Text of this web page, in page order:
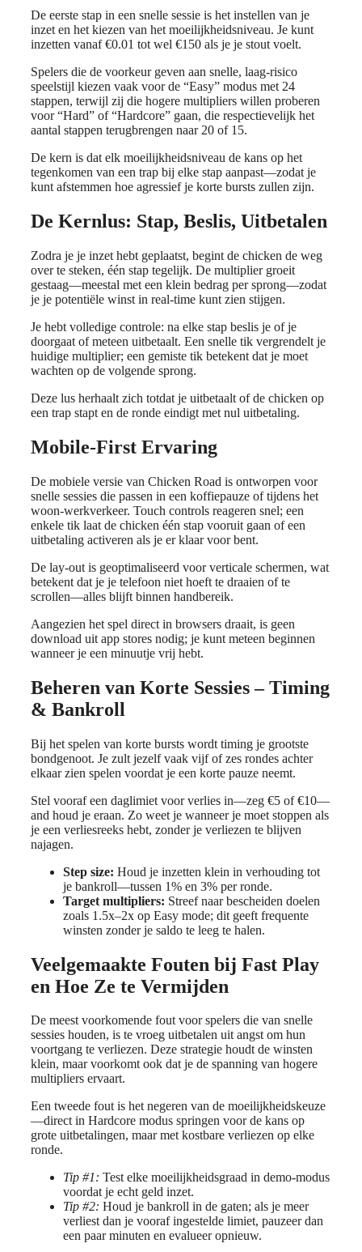
De eerste stap in een snelle sessie is het instellen van je
inzet en het kiezen van het moeilijkheidsniveau. Je kunt
inzetten vanaf €0.01 tot wel €150 als je je stout voelt.
Spelers die de voorkeur geven aan snelle, laag‑risico
speelstijl kiezen vaak voor de “Easy” modus met 24
stappen, terwijl zij die hogere multipliers willen proberen
voor “Hard” of “Hardcore” gaan, die respectievelijk het
aantal stappen terugbrengen naar 20 of 15.
De kern is dat elk moeilijkheidsniveau de kans op het
tegenkomen van een trap bij elke stap aanpast—zodat je
kunt afstemmen hoe agressief je korte bursts zullen zijn.
De Kernlus: Stap, Beslis, Uitbetalen
Zodra je je inzet hebt geplaatst, begint de chicken de weg
over te steken, één stap tegelijk. De multiplier groeit
gestaag—meestal met een klein bedrag per sprong—zodat
je je potentiële winst in real-time kunt zien stijgen.
Je hebt volledige controle: na elke stap beslis je of je
doorgaat of meteen uitbetaalt. Een snelle tik vergrendelt je
huidige multiplier; een gemiste tik betekent dat je moet
wachten op de volgende sprong.
Deze lus herhaalt zich totdat je uitbetaalt of de chicken op
een trap stapt en de ronde eindigt met nul uitbetaling.
Mobile‑First Ervaring
De mobiele versie van Chicken Road is ontworpen voor
snelle sessies die passen in een koffiepauze of tijdens het
woon-werkverkeer. Touch controls reageren snel; een
enkele tik laat de chicken één stap vooruit gaan of een
uitbetaling activeren als je er klaar voor bent.
De lay-out is geoptimaliseerd voor verticale schermen, wat
betekent dat je je telefoon niet hoeft te draaien of te
scrollen—alles blijft binnen handbereik.
Aangezien het spel direct in browsers draait, is geen
download uit app stores nodig; je kunt meteen beginnen
wanneer je een minuutje vrij hebt.
Beheren van Korte Sessies – Timing
& Bankroll
Bij het spelen van korte bursts wordt timing je grootste
bondgenoot. Je zult jezelf vaak vijf of zes rondes achter
elkaar zien spelen voordat je een korte pauze neemt.
Stel vooraf een daglimiet voor verlies in—zeg €5 of €10—
and houd je eraan. Zo weet je wanneer je moet stoppen als
je een verliesreeks hebt, zonder je verliezen te blijven
najagen.
Step size: Houd je inzetten klein in verhouding tot
je bankroll—tussen 1% en 3% per ronde.
Target multipliers: Streef naar bescheiden doelen
zoals 1.5x–2x op Easy mode; dit geeft frequente
winsten zonder je saldo te leeg te halen.
Veelgemaakte Fouten bij Fast Play
en Hoe Ze te Vermijden
De meest voorkomende fout voor spelers die van snelle
sessies houden, is te vroeg uitbetalen uit angst om hun
voortgang te verliezen. Deze strategie houdt de winsten
klein, maar voorkomt ook dat je de spanning van hogere
multipliers ervaart.
Een tweede fout is het negeren van de moeilijkheidskeuze
—direct in Hardcore modus springen voor de kans op
grote uitbetalingen, maar met kostbare verliezen op elke
ronde.
Tip #1: Test elke moeilijkheidsgraad in demo‑modus
voordat je echt geld inzet.
Tip #2: Houd je bankroll in de gaten; als je meer
verliest dan je vooraf ingestelde limiet, pauzeer dan
een paar minuten en evalueer opnieuw.